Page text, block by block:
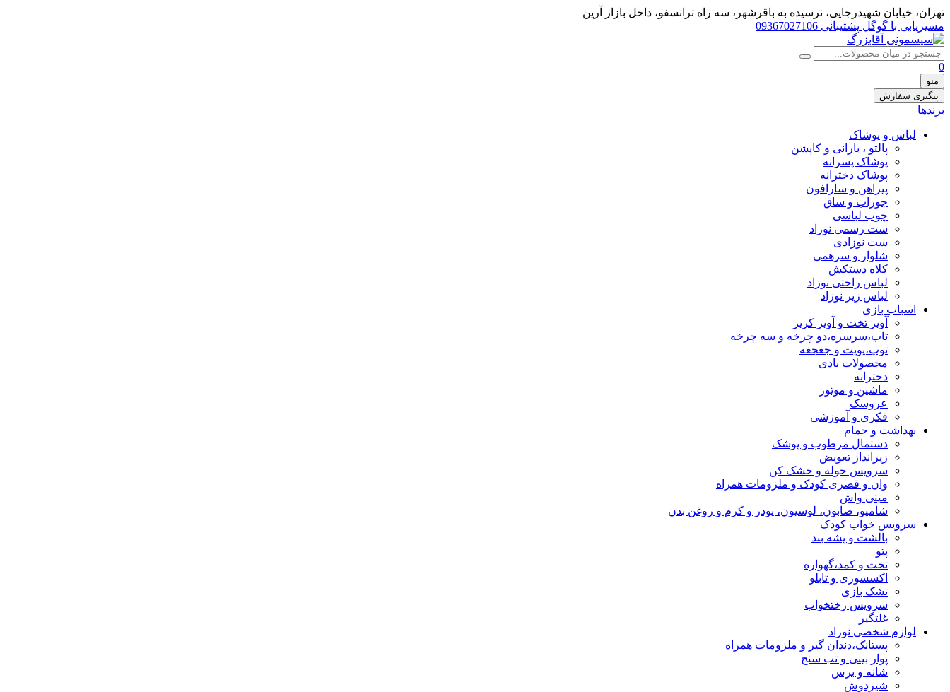
تهران، خيابان شهيدرجايى، نرسیده به باقرشهر، سه راه ترانسفو، داخل بازار آرین
مسیریابی با گوگل پشتیبانی 09367027106
0
منو
پیگیری سفارش
برندها
لباس و پوشاک
پالتو ، بارانی و کاپشن
پوشاک پسرانه
پوشاک دخترانه
پیراهن و سارافون
جوراب و ساق
چوب لباسی
ست رسمی نوزاد
ست نوزادی
شلوار و سرهمی
کلاه دستکش
لباس راحتی نوزاد
لباس زیر نوزاد
اسباب بازی
آویز تخت و آویز کریر
تاب،سرسره،دو چرخه و سه چرخه
توپ،پوپت و جغجغه
محصولات بادی
دخترانه
ماشین و موتور
عروسک
فکری و آموزشی
بهداشت و حمام
دستمال مرطوب و پوشک
زیرانداز تعویض
سرویس حوله و خشک کن
وان و قصری کودک و ملزومات همراه
مینی واش
شامپو، صابون، لوسیون، پودر و کرم و روغن بدن
سرویس خواب کودک
بالشت و پشه بند
پتو
تخت و کمد،گهواره
اکسسوری و تابلو
تشک بازی
سرویس رختخواب
غلتگیر
لوازم شخصی نوزاد
پستانک،دندان گیر و ملزومات همراه
پوار بینی و تب سنج
شانه و برس
شیردوش